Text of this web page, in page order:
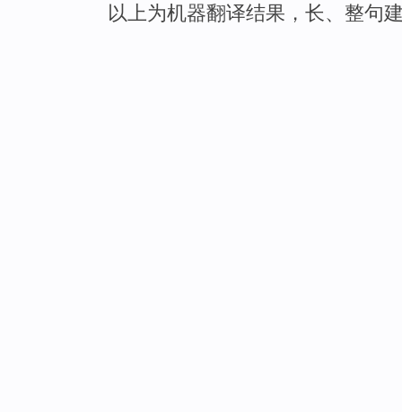
以上为机器翻译结果，长、整句